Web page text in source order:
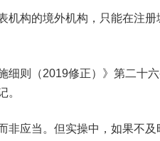
机构的境外机构，只能在注
细则（2019修正）》第二十
。
非应当。但实操中，如果不